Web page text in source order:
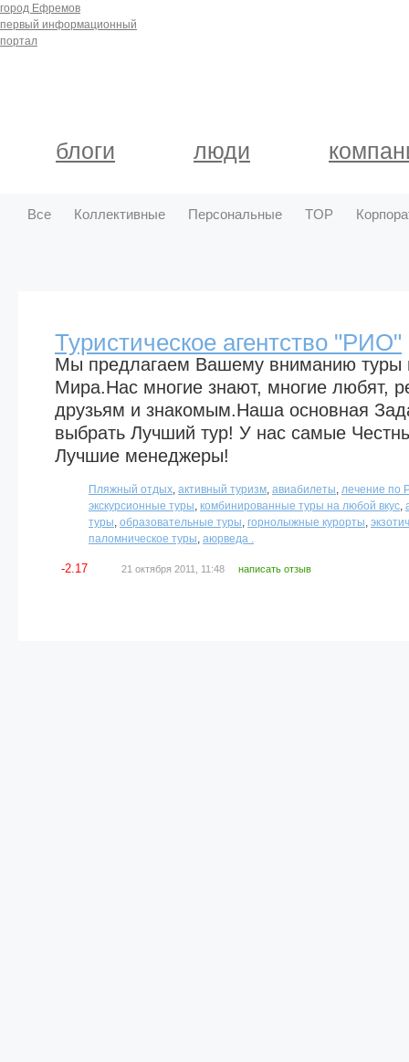
город Ефремов
первый информационный
портал
блоги люди
Все Коллективные Персональные TOP
Туристическое агентство "РИО"
Мы предлагаем Вашему вниманию туры
Мира.Нас многие знают, многие любят,
друзьям и знакомым.Наша основная
выбрать Лучший тур! У нас самые
Лучшие менеджеры!
Пляжный отдых, активный туризм, авиабилеты, лечение по
экскурсионные туры, комбинированные туры на любой вкус,
туры, образовательные туры, горнолыжные курорты,
паломническое туры, аюрведа .
-2.17 21 октября 2011, 11:48 написать отзыв